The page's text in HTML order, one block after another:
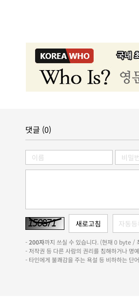
댓글 (0)
-200자까지 쓰실 수 있습니다. (현재 0 byte /
- 저작권 등 다른 사람의 권리를 침해하거나 명
- 타인에게 불쾌감을 주는 욕설 등 비하하는 단